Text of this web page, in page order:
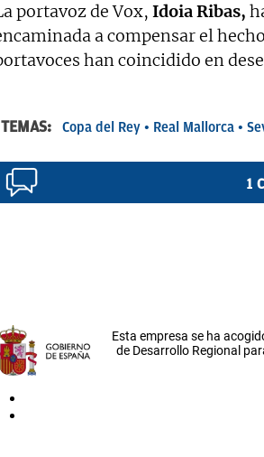
portavoz de Vox, Idoia Ribas,
a compensar el
han coincidido en
TEMAS: Copa del Rey Real Mallorca
1
Esta empresa se ha
de Desarrollo Regional